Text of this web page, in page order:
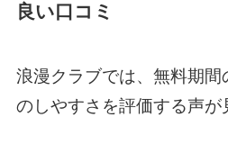
良い口コミ
浪漫クラブでは、無料期間
のしやすさを評価する声が